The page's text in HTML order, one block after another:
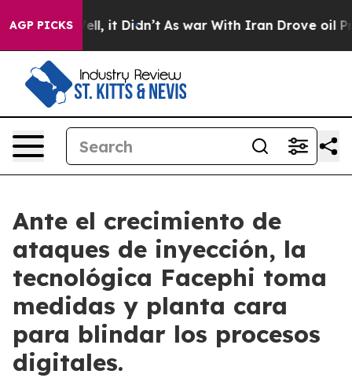
AGP PICKSWell, it Didn’t As war With Iran Drove oil
Ante el crecimiento de
ataques de inyección, la
tecnológica Facephi toma
medidas y planta cara
para blindar los procesos
digitales.